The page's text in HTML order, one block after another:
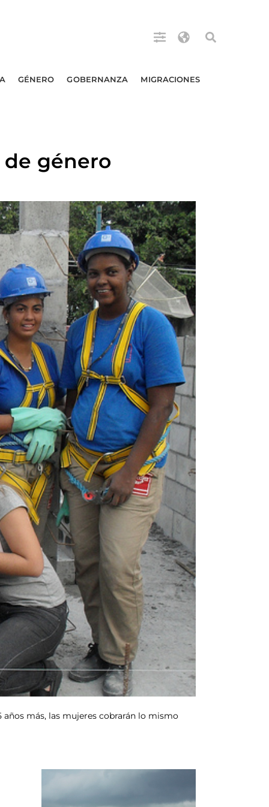
GÉNERO GOBERNANZA MIGRACIONES
de género
más, las mujeres cobrarán lo mismo